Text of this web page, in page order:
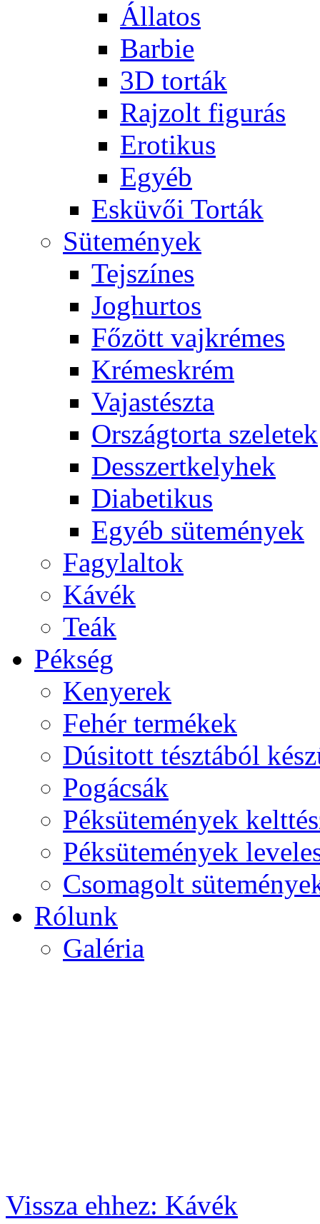
Állatos
Barbie
3D torták
Rajzolt figurás
Erotikus
Egyéb
Esküvői Torták
Sütemények
Tejszínes
Joghurtos
Főzött vajkrémes
Krémeskrém
Vajastészta
Országtorta szeletek
Desszertkelyhek
Diabetikus
Egyéb sütemények
Fagylaltok
Kávék
Teák
Pékség
Kenyerek
Fehér termékek
Dúsitott tésztából
Pogácsák
Péksütemények
Péksütemények
Csomagolt
Rólunk
Galéria
Vissza ehhez: Kávék